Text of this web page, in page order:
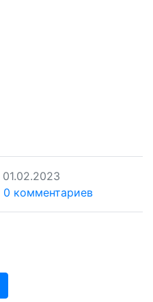
01.02.2023
0 комментариев